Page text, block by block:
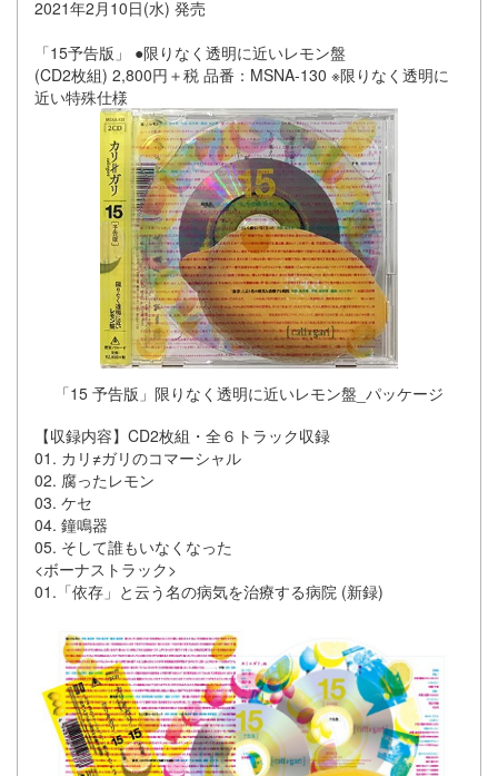
2021年2月10日(水) 発売
「15予告版」 ●限りなく透明に近いレモン盤
(CD2枚組) 2,800円＋税 品番：MSNA-130 ※限りなく透明に
近い特殊仕様
「15 予告版」限りなく透明に近いレモン盤_パッケージ
【収録内容】CD2枚組・全６トラック収録
01. カリ≠ガリのコマーシャル
02. 腐ったレモン
03. ケセ
04. 鐘鳴器
05. そして誰もいなくなった
<ボーナストラック>
01.「依存」と云う名の病気を治療する病院 (新録)